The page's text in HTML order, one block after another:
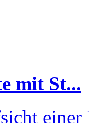
mit St...
einer